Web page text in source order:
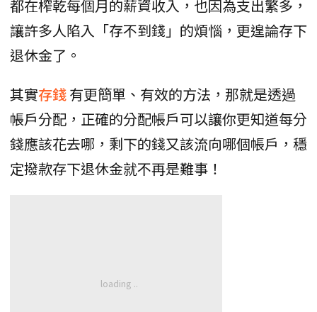
都在榨乾每個月的薪資收入，也因為支出繁多，
讓許多人陷入「存不到錢」的煩惱，更遑論存下
退休金了。
其實存錢有更簡單、有效的方法，那就是透過
帳戶分配，正確的分配帳戶可以讓你更知道每分
錢應該花去哪，剩下的錢又該流向哪個帳戶，穩
定撥款存下退休金就不再是難事！